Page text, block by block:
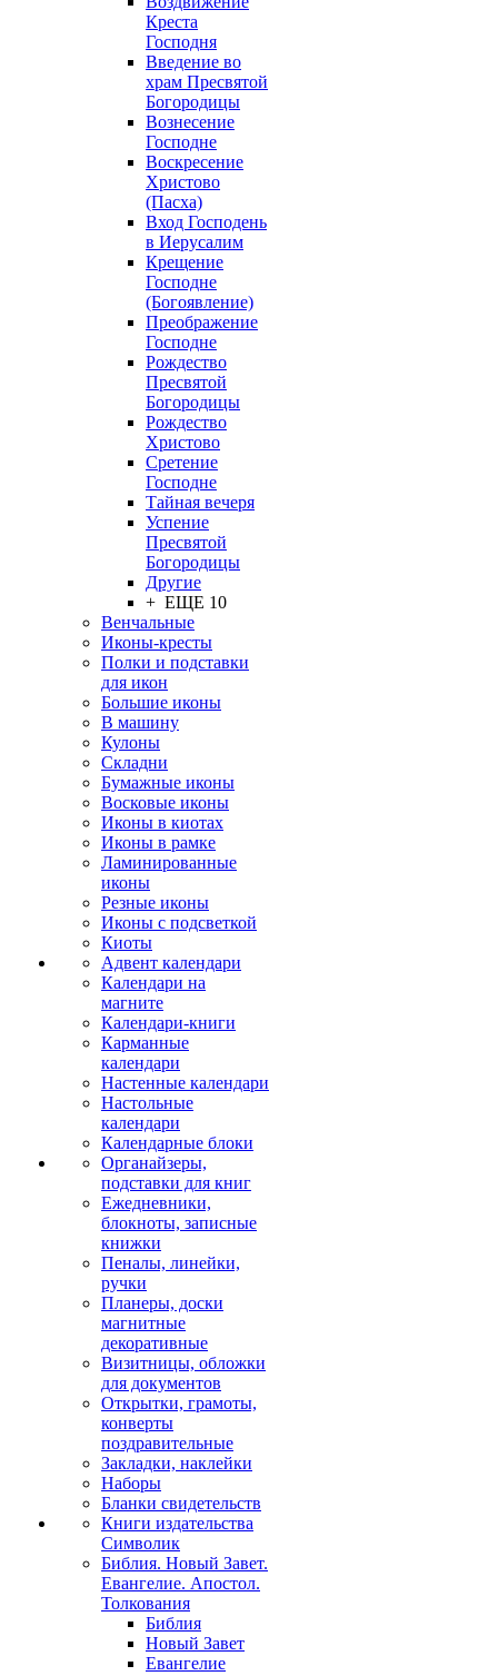
Креста
Господня
Введение во
храм Пресвятой
Богородицы
Вознесение
Господне
Воскресение
Христово
(Пасха)
Вход Господень
в Иерусалим
Крещение
Господне
(Богоявление)
Преображение
Господне
Рождество
Пресвятой
Богородицы
Рождество
Христово
Сретение
Господне
Тайная вечеря
Успение
Пресвятой
Богородицы
Другие
+ ЕЩЕ 10
Венчальные
Иконы-кресты
Полки и подставки
для икон
Большие иконы
В машину
Кулоны
Складни
Бумажные иконы
Восковые иконы
Иконы в киотах
Иконы в рамке
Ламинированные
иконы
Резные иконы
Иконы с подсветкой
Киоты
Адвент календари
Календари на
магните
Календари-книги
Карманные
календари
Настенные календари
Настольные
календари
Календарные блоки
Органайзеры,
подставки для книг
Ежедневники,
блокноты, записные
книжки
Пеналы, линейки,
ручки
Планеры, доски
магнитные
декоративные
Визитницы, обложки
для документов
Открытки, грамоты,
конверты
поздравительные
Закладки, наклейки
Наборы
Бланки свидетельств
Книги издательства
Символик
Библия. Новый Завет.
Евангелие. Апостол.
Толкования
Библия
Новый Завет
Евангелие